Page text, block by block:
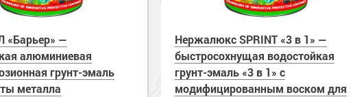
ремонтные
стены
товары
краски для
«Барьер» —
алюминиевая
грунт-эмаль
металла
Нержалюкс SPRINT «3 в 1» —
быстросохнущая водостойкая
грунт-эмаль «3 в 1» с
модифицированным воском для